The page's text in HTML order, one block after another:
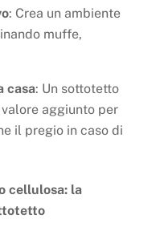
: Crea un ambiente
muffe,
casa: Un sottotetto
aggiunto per
il pregio in caso di
cellulosa: la